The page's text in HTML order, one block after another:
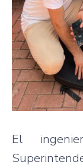
El